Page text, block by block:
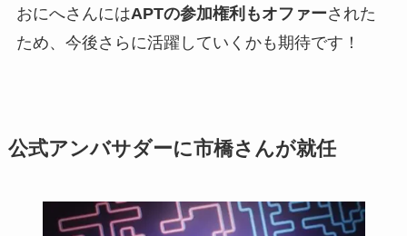
おにへさんにはAPTの参加権利もオファーされた
ため、今後さらに活躍していくかも期待です！
公式アンバサダーに市橋さんが就任